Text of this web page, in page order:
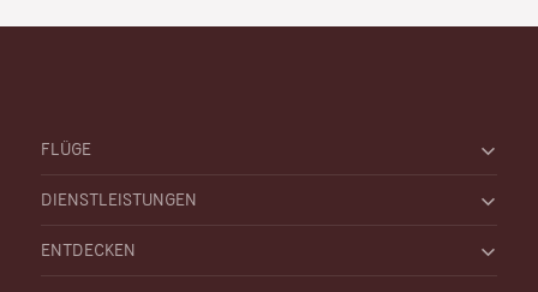
FLÜGE
DIENSTLEISTUNGEN
ENTDECKEN